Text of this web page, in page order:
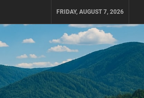
FRIDAY, AUGUST 7, 2026